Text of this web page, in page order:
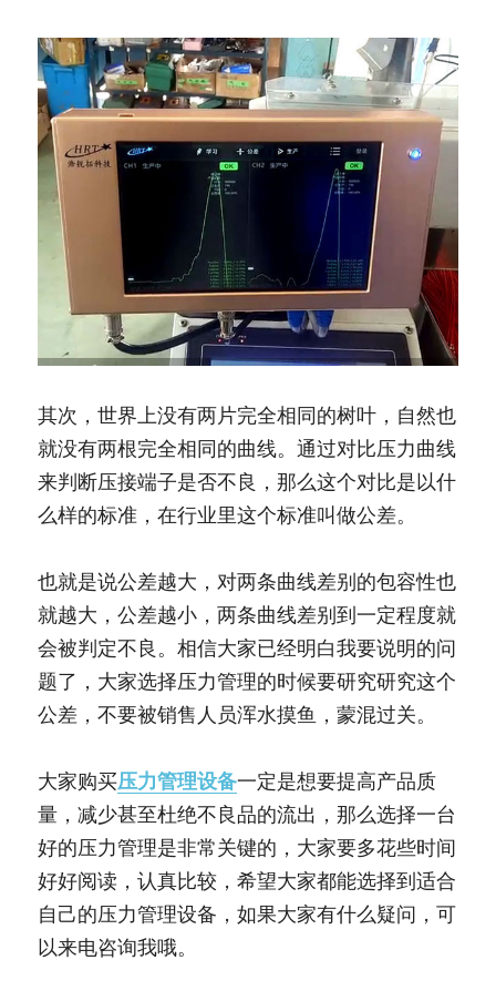
其次，世界上没有两片完全相同的树叶，自然也
就没有两根完全相同的曲线。通过对比压力曲线
来判断压接端子是否不良，那么这个对比是以什
么样的标准，在行业里这个标准叫做公差。
也就是说公差越大，对两条曲线差别的包容性也
就越大，公差越小，两条曲线差别到一定程度就
会被判定不良。相信大家已经明白我要说明的问
题了，大家选择压力管理的时候要研究研究这个
公差，不要被销售人员浑水摸鱼，蒙混过关。
大家购买压力管理设备一定是想要提高产品质
量，减少甚至杜绝不良品的流出，那么选择一台
好的压力管理是非常关键的，大家要多花些时间
好好阅读，认真比较，希望大家都能选择到适合
自己的压力管理设备，如果大家有什么疑问，可
以来电咨询我哦。